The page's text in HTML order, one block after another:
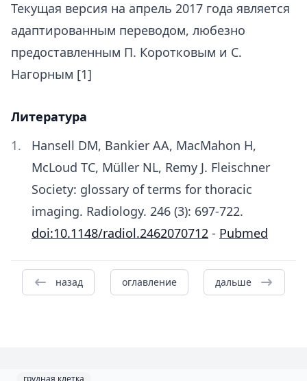
Текущая версия на апрель 2017 года является
адаптированным переводом, любезно
предоставленным П. Коротковым и С.
Нагорным [1]
Литература
Hansell DM, Bankier AA, MacMahon H,
McLoud TC, Müller NL, Remy J. Fleischner
Society: glossary of terms for thoracic
imaging. Radiology. 246 (3): 697-722.
doi:10.1148/radiol.2462070712 - Pubmed
назад оглавление дальше
грудная клетка